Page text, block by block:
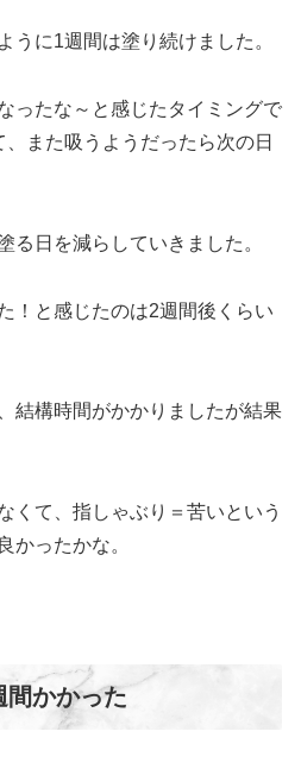
うに1週間は塗り続けました。
ったな～と感じたタイミングで
また吸うようだったら次の日
る日を減らしていきました。
！と感じたのは2週間後くらい
結構時間がかかりましたが結果
くて、指しゃぶり＝苦いという
かったかな。
間かかった